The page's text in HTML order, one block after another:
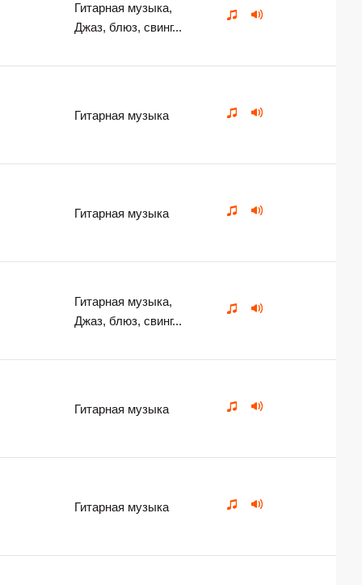
Гитарная музыка,
Джаз, блюз, свинг...
Гитарная музыка
Гитарная музыка
Гитарная музыка,
Джаз, блюз, свинг...
Гитарная музыка
Гитарная музыка